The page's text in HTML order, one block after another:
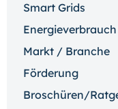
Smart Grids
Energieverbrauch
Markt / Branche
Förderung
Broschüren/